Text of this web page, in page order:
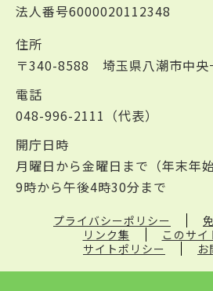
法人番号6000020112348
住所
〒340-8588 埼玉県八潮市中央
電話
048-996-2111（代表）
開庁日時
月曜日から金曜日まで（年末年
9時から午後4時30分まで
プライバシーポリシー
リンク集
このサ
サイトポリシー
お